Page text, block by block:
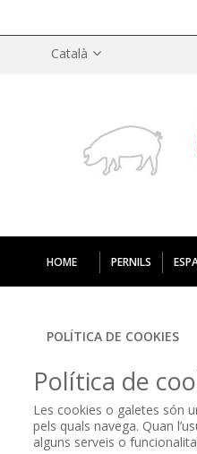
Català
HOME PERNILS
POLÍTICA DE COOKIES
Política de
Les cookies o galetes són
pels quals navega. Quan
alguns serveis o